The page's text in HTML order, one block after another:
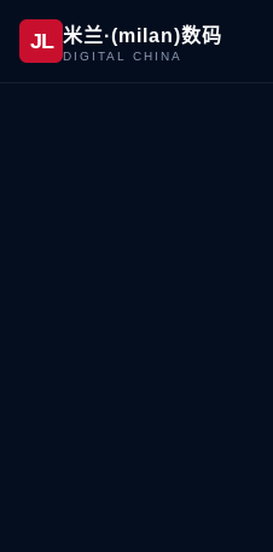
JL 米兰·(milan)数码
DIGITAL CHINA